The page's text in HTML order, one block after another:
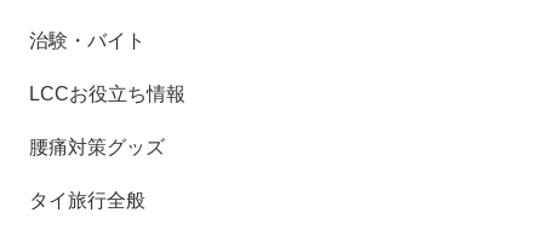
治験・バイト
LCCお役立ち情報
腰痛対策グッズ
タイ旅行全般